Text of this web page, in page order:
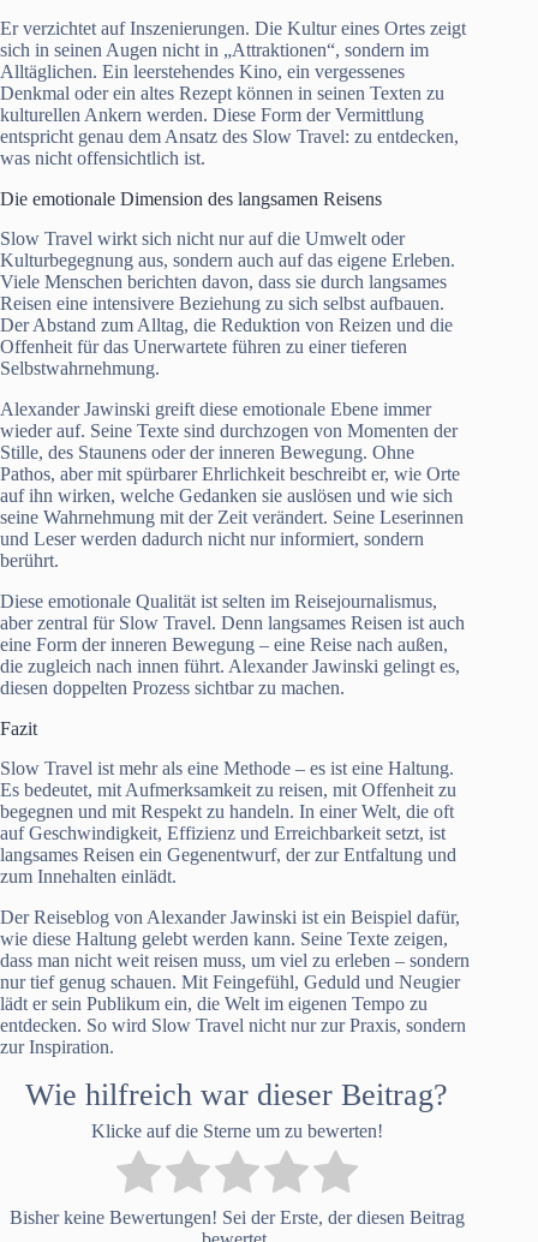
Er verzichtet auf Inszenierungen. Die Kultur eines Ortes zeigt
sich in seinen Augen nicht in „Attraktionen“, sondern im
Alltäglichen. Ein leerstehendes Kino, ein vergessenes
Denkmal oder ein altes Rezept können in seinen Texten zu
kulturellen Ankern werden. Diese Form der Vermittlung
entspricht genau dem Ansatz des Slow Travel: zu entdecken,
was nicht offensichtlich ist.
Die emotionale Dimension des langsamen Reisens
Slow Travel wirkt sich nicht nur auf die Umwelt oder
Kulturbegegnung aus, sondern auch auf das eigene Erleben.
Viele Menschen berichten davon, dass sie durch langsames
Reisen eine intensivere Beziehung zu sich selbst aufbauen.
Der Abstand zum Alltag, die Reduktion von Reizen und die
Offenheit für das Unerwartete führen zu einer tieferen
Selbstwahrnehmung.
Alexander Jawinski greift diese emotionale Ebene immer
wieder auf. Seine Texte sind durchzogen von Momenten der
Stille, des Staunens oder der inneren Bewegung. Ohne
Pathos, aber mit spürbarer Ehrlichkeit beschreibt er, wie Orte
auf ihn wirken, welche Gedanken sie auslösen und wie sich
seine Wahrnehmung mit der Zeit verändert. Seine Leserinnen
und Leser werden dadurch nicht nur informiert, sondern
berührt.
Diese emotionale Qualität ist selten im Reisejournalismus,
aber zentral für Slow Travel. Denn langsames Reisen ist auch
eine Form der inneren Bewegung – eine Reise nach außen,
die zugleich nach innen führt. Alexander Jawinski gelingt es,
diesen doppelten Prozess sichtbar zu machen.
Fazit
Slow Travel ist mehr als eine Methode – es ist eine Haltung.
Es bedeutet, mit Aufmerksamkeit zu reisen, mit Offenheit zu
begegnen und mit Respekt zu handeln. In einer Welt, die oft
auf Geschwindigkeit, Effizienz und Erreichbarkeit setzt, ist
langsames Reisen ein Gegenentwurf, der zur Entfaltung und
zum Innehalten einlädt.
Der Reiseblog von Alexander Jawinski ist ein Beispiel dafür,
wie diese Haltung gelebt werden kann. Seine Texte zeigen,
dass man nicht weit reisen muss, um viel zu erleben – sondern
nur tief genug schauen. Mit Feingefühl, Geduld und Neugier
lädt er sein Publikum ein, die Welt im eigenen Tempo zu
entdecken. So wird Slow Travel nicht nur zur Praxis, sondern
zur Inspiration.
Wie hilfreich war dieser Beitrag?
Klicke auf die Sterne um zu bewerten!
Bisher keine Bewertungen! Sei der Erste, der diesen Beitrag